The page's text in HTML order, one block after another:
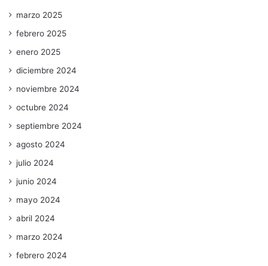
marzo 2025
febrero 2025
enero 2025
diciembre 2024
noviembre 2024
octubre 2024
septiembre 2024
agosto 2024
julio 2024
junio 2024
mayo 2024
abril 2024
marzo 2024
febrero 2024